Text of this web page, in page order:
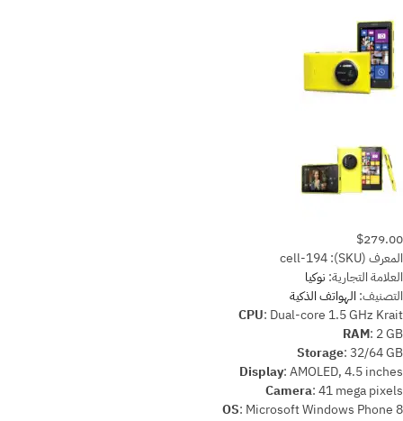
$279.00
المعرف (SKU):
cell-194
العلامة التجارية: نوكيا
التصنيف: الهواتف الذكية
CPU: Dual-core 1.5 GHz Krait
RAM: 2 GB
Storage:32/64 GB
Display:AMOLED, 4.5 inches
Camera:41 mega pixels
OS: Microsoft Windows Phone 8